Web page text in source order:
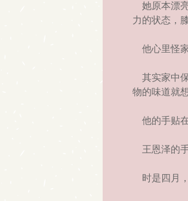
她原本漂
力的状态，
他心里怪家
其实家中
物的味道就
他的手贴
王恩泽的手
时是四月，